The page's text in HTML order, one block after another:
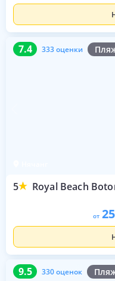
7.4 333 оценки
5 Royal Beach
7.4 333 оценки
от
9.5 330 оценок
9.5 330 оценок